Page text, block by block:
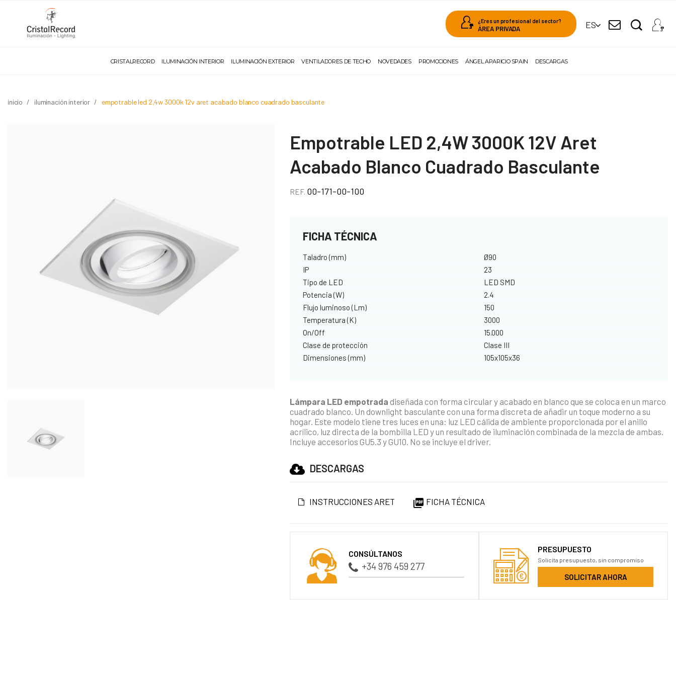
¿Eres un profesional del sector?
ÁREA PRIVADA ES
CRISTALRECORD ILUMINACIÓN INTERIOR ILUMINACIÓN EXTERIOR VENTILADORES DE TECHO NOVEDADES PROMOCIONES ÁNGEL APARICIO SPAIN DESCARGAS
inicio iluminación interior empotrable led 2,4w 3000k 12v aret acabado blanco cuadrado basculante
Empotrable LED 2,4W 3000K 12V Aret
Acabado Blanco Cuadrado Basculante
REF. 00-171-00-100
FICHA TÉCNICA
Taladro (mm)
Ø90
IP
23
Tipo de LED
LED SMD
Potencia (W)
2.4
Flujo luminoso (Lm)
150
Temperatura (K)
3000
On/Off
15.000
Clase de protección
Clase III
Dimensiones (mm)
105x105x36
Lámpara LED empotrada diseñada con forma circular y acabado en blanco que se coloca en un marco
cuadrado blanco. Un downlight basculante con una forma discreta de añadir un toque moderno a su
hogar. Este modelo tiene tres luces en una: luz LED cálida de ambiente proporcionada por el anillo
acrílico, luz directa de la bombilla LED y un resultado de iluminación combinada de la mezcla de ambas.
Incluye accesorios GU5.3 y GU10. No se incluye el driver.
DESCARGAS
INSTRUCCIONES ARET  FICHA TÉCNICA
CONSÚLTANOS
+34 976 459 277
PRESUPUESTO
Solicita presupuesto, sin compromiso
SOLICITAR AHORA